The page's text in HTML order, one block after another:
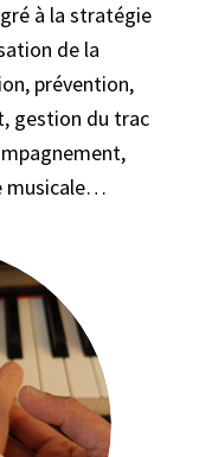
à la stratégie
de la
prévention,
gestion du trac
musicale…